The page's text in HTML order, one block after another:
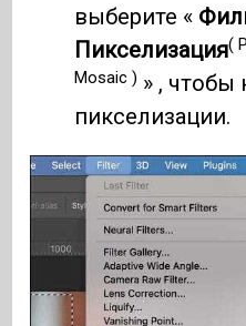
выберите «
Пикселизация(
Mosaic ) » , чтобы
пикселизации.